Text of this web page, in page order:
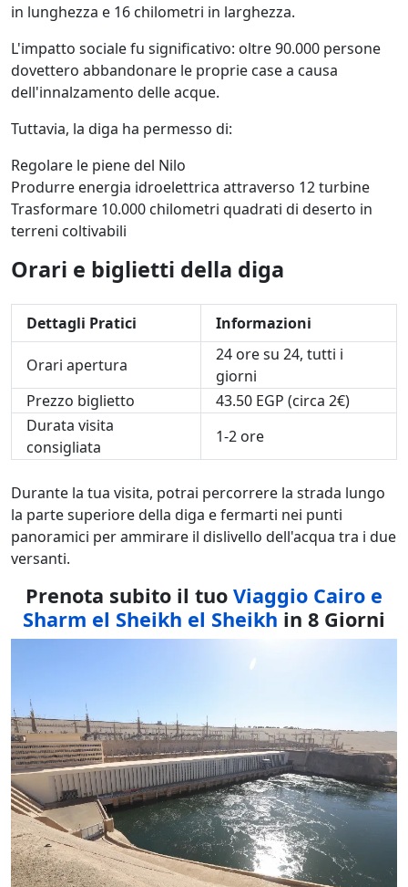
in lunghezza e 16 chilometri in larghezza.
L'impatto sociale fu significativo: oltre 90.000 persone
dovettero abbandonare le proprie case a causa
dell'innalzamento delle acque.
Tuttavia, la diga ha permesso di:
Regolare le piene del Nilo
Produrre energia idroelettrica attraverso 12 turbine
Trasformare 10.000 chilometri quadrati di deserto in
terreni coltivabili
Orari e biglietti della diga
Dettagli Pratici Informazioni
Orari apertura
24 ore su 24, tutti i
giorni
Prezzo biglietto
43.50 EGP (circa 2€)
Durata visita
consigliata
1-2 ore
Durante la tua visita, potrai percorrere la strada lungo
la parte superiore della diga e fermarti nei punti
panoramici per ammirare il dislivello dell'acqua tra i due
versanti.
Prenota subito il tuo Viaggio Cairo e
Sharm el Sheikh el Sheikh in 8 Giorni